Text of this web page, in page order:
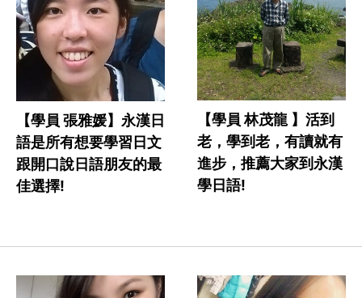
【學員 張雅媛】永漢日
語是所有想要學習日文
跟開口說日語朋友的最
佳選擇!
【學員 林茂龍 】活到
老，學到老，有讀就有
進步，推薦大家到永漢
學日語!